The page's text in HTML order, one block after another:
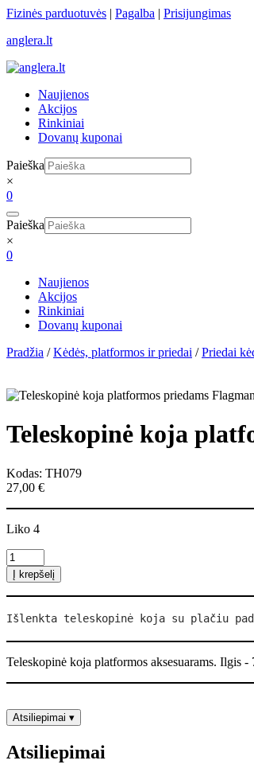
Skip
content
Fizinės parduotuvės | Pagalba | Prisijungimas
anglera.lt
Naujienos
Akcijos
Rinkiniai
Dovanų kuponai
Paieška
×
0
Paieška
×
0
Naujienos
Akcijos
Rinkiniai
Dovanų kuponai
Pradžia /Kėdės, platformos ir priedai /Priedai
Teleskopinė koja
Kodas: TH079
27,00 €
Liko 4
produkto
kiekis:
Teleskopinė
koja
platformos
priedams
Flagman
Į krepšelį
Išlenkta teleskopinė koja su plačiu
Teleskopinė koja platformos aksesuarams. Ilgis -
Atsiliepimai ▾
Atsiliepimai